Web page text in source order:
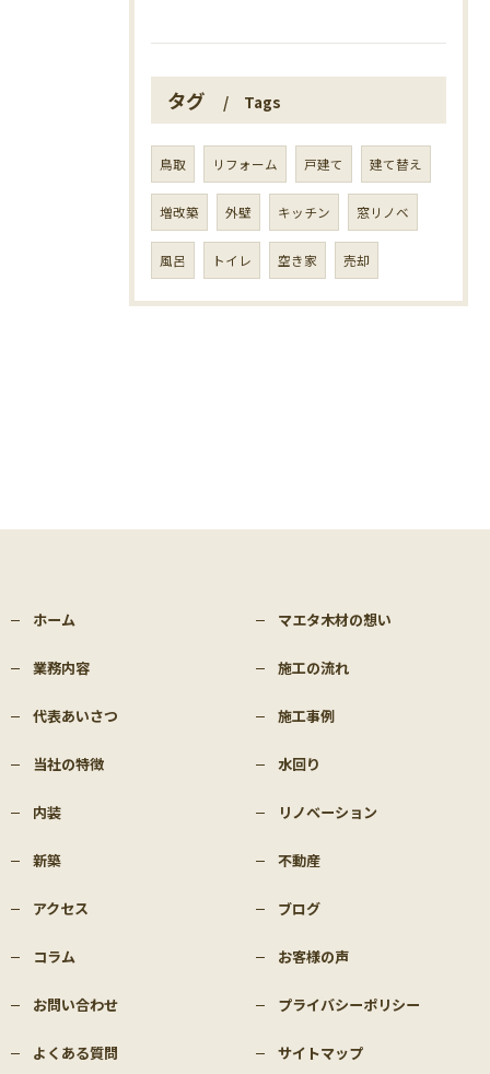
タグ Tags
鳥取 リフォーム 戸建て 建て替え
増改築 外壁 キッチン 窓リノベ
風呂 トイレ 空き家 売却
ホーム マエタ木材の想い
業務内容 施工の流れ
代表あいさつ 施工事例
当社の特徴 水回り
内装 リノベーション
新築 不動産
アクセス ブログ
コラム お客様の声
お問い合わせ プライバシーポリシー
よくある質問 サイトマップ